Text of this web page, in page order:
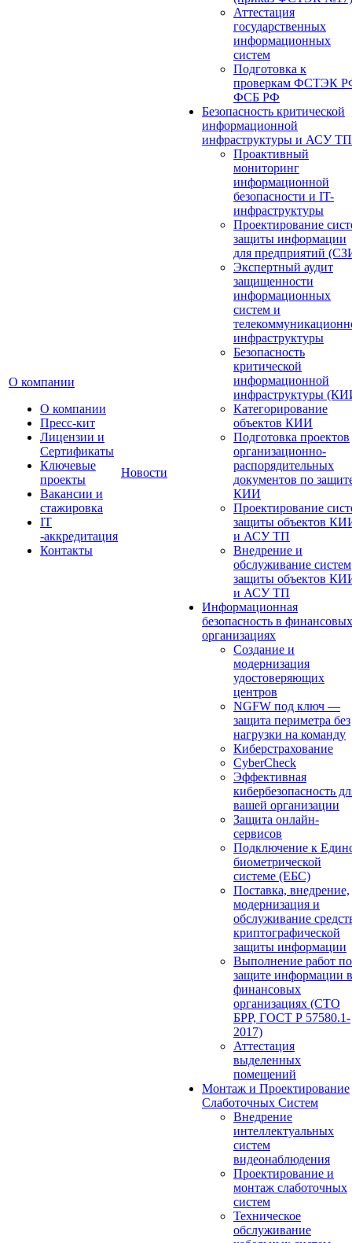
О компании
О компании
Пресс-кит
Лицензии и
Сертификаты
Ключевые
проекты
Вакансии и
стажировка
IT
-аккредитация
Контакты
Новости
Аттестация
государственных
информационных
систем
Подготовка к
проверкам ФСТЭК
ФСБ РФ
Безопасность критической
информационной
инфраструктуры и АСУ ТП
Проактивный
мониторинг
информационной
безопасности и IT-
инфраструктуры
Проектирование
защиты информации
для предприятий
Экспертный аудит
защищенности
информационных
систем и
инфраструктуры
Безопасность
критической
информационной
инфраструктуры
Категорирование
объектов КИИ
Подготовка проектов
организационно-
распорядительных
документов по
КИИ
Проектирование
защиты объектов
и АСУ ТП
Внедрение и
обслуживание систем
защиты объектов
и АСУ ТП
Информационная
безопасность в финансовых
организациях
Создание и
модернизация
удостоверяющих
центров
NGFW под ключ —
защита периметра без
нагрузки на команду
Киберстрахование
CyberCheck
Эффективная
кибербезопасность
вашей организации
Защита онлайн-
сервисов
Подключение к
биометрической
системе (ЕБС)
Поставка, внедрение,
модернизация и
обслуживание
криптографической
защиты информации
Выполнение работ по
защите информации в
финансовых
организациях (СТО
БРР, ГОСТ Р 57580.1-
2017)
Аттестация
выделенных
помещений
Монтаж и Проектирование
Слаботочных Систем
Внедрение
интеллектуальных
систем
видеонаблюдения
Проектирование и
монтаж слаботочных
систем
Техническое
обслуживание